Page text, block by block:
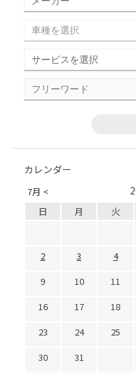
カレンダー
7月 <
日 月 火
2
3 4
9
10 11
16
17 18
23
24 25
30
31